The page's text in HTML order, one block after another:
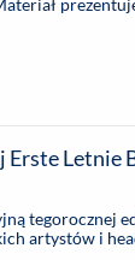
Letnie
tegorocznej
artystów i